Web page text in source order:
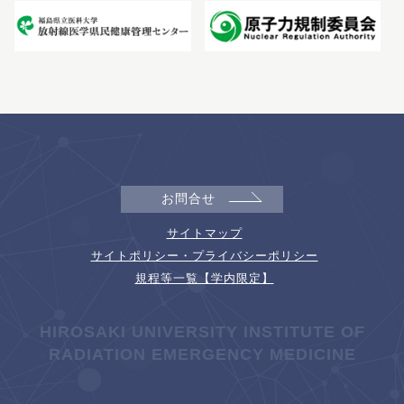
お問合せ
サイトマップ
サイトポリシー・プライバシーポリシー
規程等一覧【学内限定】
HIROSAKI UNIVERSITY INSTITUTE OF
RADIATION EMERGENCY MEDICINE